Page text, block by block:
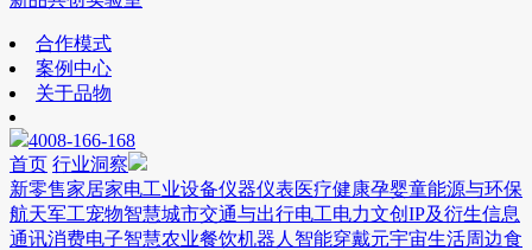
合作模式
案例中心
关于品物
4008-166-168
首页 行业洞察
新零售家居家电工业设备仪器仪表医疗健康孕婴童能源与环保
航天军工宠物智慧城市交通与出行电工电力文创IP及衍生信息
通讯消费电子智慧农业餐饮机器人 智能穿戴元宇宙生活周边食